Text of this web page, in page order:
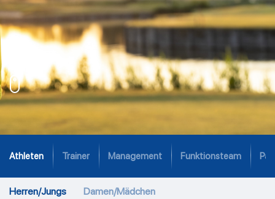
Athleten Trainer Management Funktionsteam
Herren/Jungs Damen/Mädchen